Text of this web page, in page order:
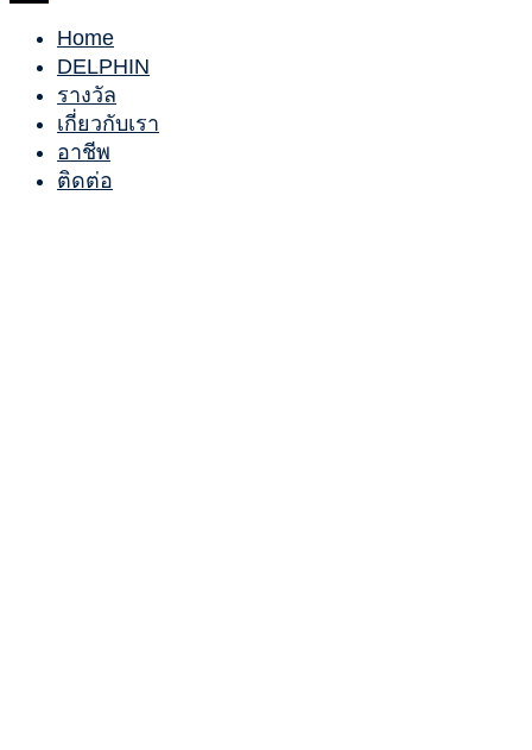
Home
DELPHIN
รางวัล
เกี่ยวกับเรา
อาชีพ
ติดต่อ